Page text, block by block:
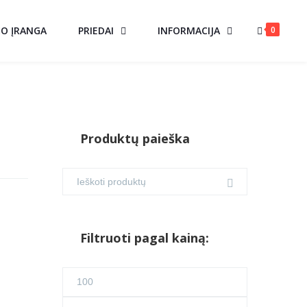
0
ĮRANGA PRIEDAI INFORMACIJA
Produktų paieška
Filtruoti pagal kainą: